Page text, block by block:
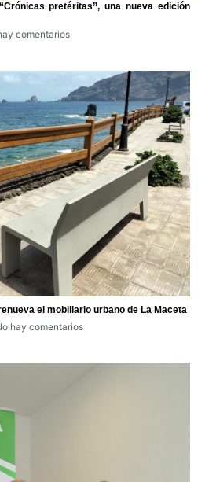
pretéritas”, una nueva edición
comentarios
el mobiliario urbano de La Maceta
hay comentarios